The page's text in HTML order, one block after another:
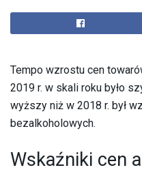
Tempo wzrostu cen
2019 r. w skali roku było
wyższy niż w 2018 r. był
bezalkoholowych.
Wskaźniki cen